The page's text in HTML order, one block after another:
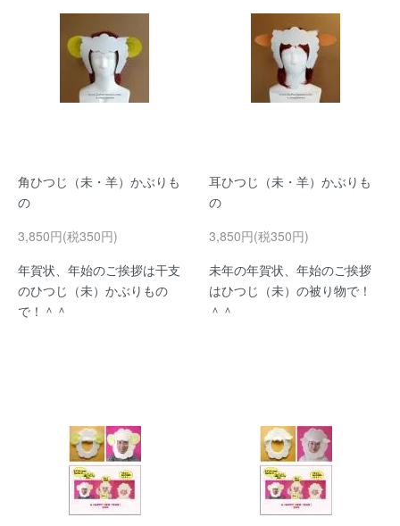
角ひつじ（未・羊）かぶりも
の
3,850円(税350円)
年賀状、年始のご挨拶は干支
のひつじ（未）かぶりもの
で！＾＾
耳ひつじ（未・羊）かぶりも
の
3,850円(税350円)
未年の年賀状、年始のご挨拶
はひつじ（未）の被り物で！
＾＾